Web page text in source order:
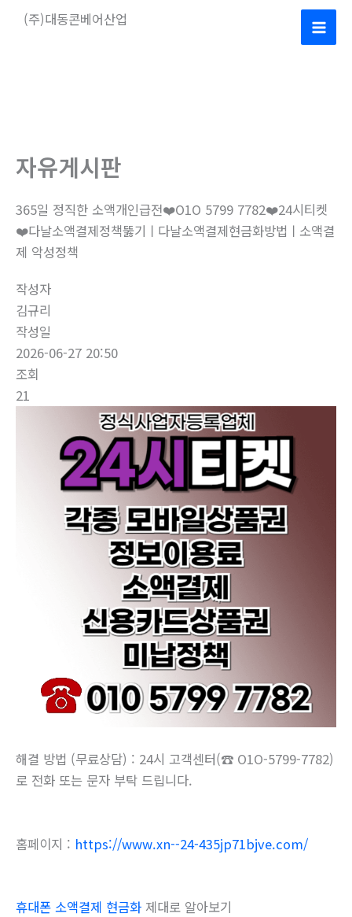
(주)대동콘베어산업
Main
자유게시판
365일 정직한 소액개인급전❤️O1O 5799 7782❤️24시티켓
❤️다날소액결제정책뚫기ㅣ다날소액결제현금화방법ㅣ소액결
제 악성정책
작성자
김규리
작성일
2026-06-27 20:50
조회
21
해결 방법 (무료상담) : 24시 고객센터(☎ O1O-5799-7782)
로 전화 또는 문자 부탁 드립니다.
홈페이지 : https://www.xn--24-435jp71bjve.com/
휴대폰 소액결제 현금화 제대로 알아보기